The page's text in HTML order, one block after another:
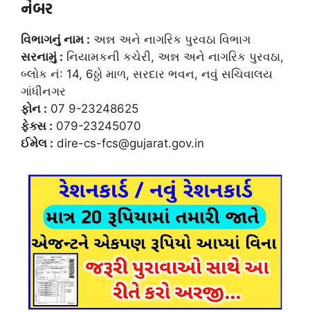
નંબર
વિભાગનું નામ : અન્ન અને નાગરિક પુરવઠા વિભાગ
સરનામું : નિયામકની કચેરી, અન્ન અને નાગરિક પુરવઠા,
બ્લોક નં: 14, 6ઠ્ઠો માળ, સરદાર ભવન, નવું સચિવાલય
ગાંધીનગર
ફોન : 07 9-23248625
ફેક્સ : 079-23245070
ઈમેલ : dire-cs-fcs@gujarat.gov.in